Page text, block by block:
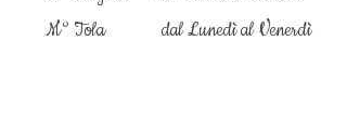
M° Tola dal Lunedì al Venerdì